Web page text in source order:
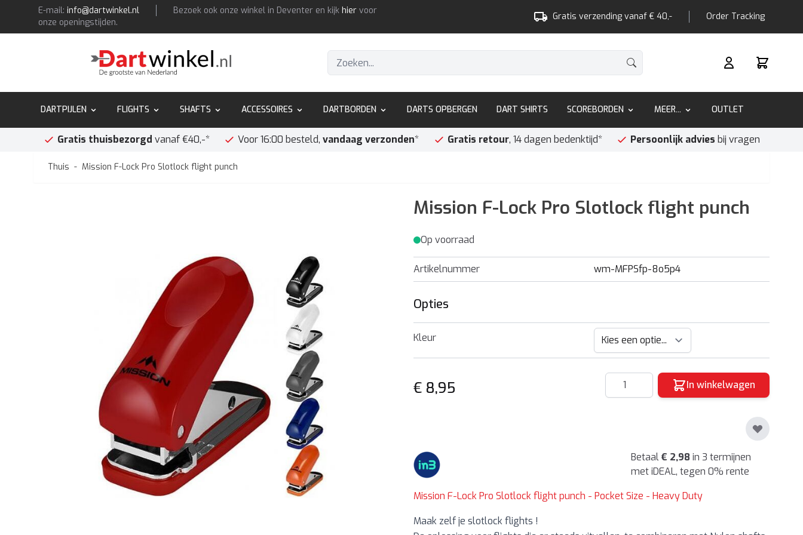
Doorgaan naar artikel
E-mail: info@dartwinkel.nl Bezoek ook onze winkel in Deventer en kijk hier voor
onze openingstijden.
Gratis verzending vanaf € 40,- Order Tracking
DARTPIJLEN FLIGHTS SHAFTS ACCESSOIRES DARTBORDEN DARTS OPBERGEN DART SHIRTS SCOREBORDEN MEER... OUTLET
Gratis thuisbezorgd vanaf €40,-* Voor 16:00 besteld,vandaag verzonden* Gratis retour, 14 dagen bedenktijd* Persoonlijk advies bij vragen
Thuis - Mission F-Lock Pro Slotlock flight punch
Mission F-Lock Pro Slotlock flight punch
Op voorraad
Artikelnummer wm-MFPSfp-8o5p4
Opties
Kleur
€ 8,95 Hoeveelheid In winkelwagen
Betaal€ 2,98 in 3 termijnen
met iDEAL, tegen 0% rente
Mission F-Lock Pro Slotlock flight punch - Pocket Size - Heavy Duty
Maak zelf je slotlock flights !